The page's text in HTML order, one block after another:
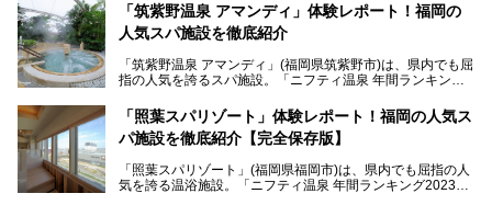
そんな福岡市は、スーパー銭湯も多種多彩。玄界灘を眺めら
れるリゾート気分満点のスーパー銭湯から、繁華街近くのレ
いスーパー銭湯を一挙ご紹介します。
「筑紫野温泉 アマンディ」体験レポート！福岡の
人気スパ施設を徹底紹介
「筑紫野温泉 アマンディ」(福岡県筑紫野市)は、県内でも屈
指の人気を誇るスパ施設。「ニフティ温泉 年間ランキング2
入浴客で賑わっています。
そこで今回は、ニフティ温泉ライターである筆者が現地訪
ーム・併設するレストランを体験し、それらの全貌を徹底紹
介します！
「照葉スパリゾート」体験レポート！福岡の人気ス
パ施設を徹底紹介【完全保存版】
「照葉スパリゾート」(福岡県福岡市)は、県内でも屈指の人
気を誇る温浴施設。「ニフティ温泉 年間ランキング2023」